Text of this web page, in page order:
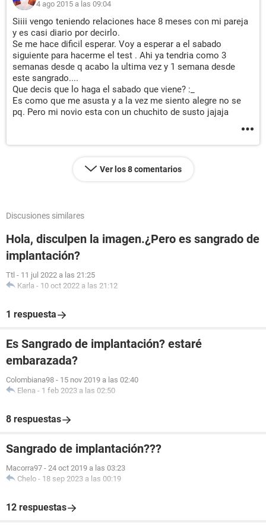
4 ago 2015 a las 09:04
Siiii vengo teniendo relaciones hace 8 meses con mi pareja
y es casi diario por decirlo.
Se me hace dificil esperar. Voy a esperar a el sabado
siguiente para hacerme el test . Ahi ya tendria como 3
semanas desde q acabo la ultima vez y 1 semana desde
este sangrado....
Que decis que lo haga el sabado que viene? :_
Es como que me asusta y a la vez me siento alegre no se
pq. Pero mi novio esta con un chuchito de susto jajaja
Ver los 8 comentarios
Discusiones similares
Hola, disculpen la imagen.¿Pero es sangrado de
implantación?
Ttl - 11 jul 2022 a las 21:25
Karla - 10 oct 2022 a las 21:12
1 respuesta
Es Sangrado de implantación? estaré
embarazada?
Colombiana98 - 15 nov 2019 a las 02:40
Elena - 1 feb 2023 a las 02:50
8 respuestas
Sangrado de implantación???
Macorra97 - 24 oct 2019 a las 03:23
Chelo - 18 sep 2023 a las 00:19
12 respuestas